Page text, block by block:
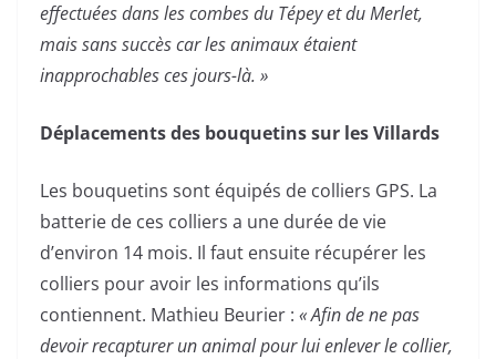
effectuées dans les combes du Tépey et du Merlet,
mais sans succès car les animaux étaient
inapprochables ces jours-là. »
Déplacements des bouquetins sur les Villards
Les bouquetins sont équipés de colliers GPS. La
batterie de ces colliers a une durée de vie
d’environ 14 mois. Il faut ensuite récupérer les
colliers pour avoir les informations qu’ils
contiennent. Mathieu Beurier : « Afin de ne pas
devoir recapturer un animal pour lui enlever le collier,